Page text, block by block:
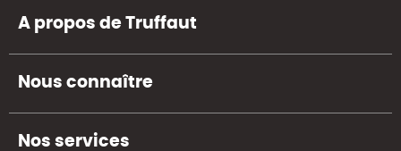
A propos de Truffaut
Nous connaître
Nos services